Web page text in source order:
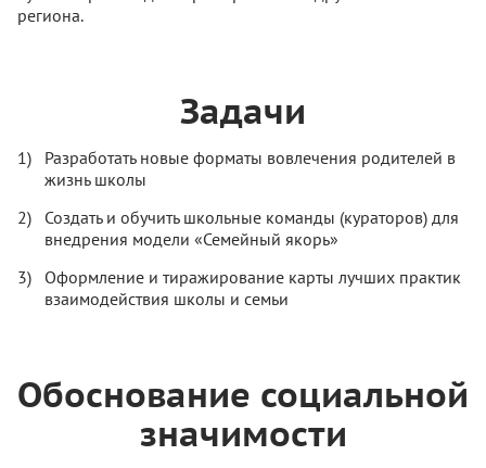
региона.
Задачи
Разработать новые форматы вовлечения родителей в
жизнь школы
Создать и обучить школьные команды (кураторов) для
внедрения модели «Семейный якорь»
Оформление и тиражирование карты лучших практик
взаимодействия школы и семьи
Обоснование социальной
значимости